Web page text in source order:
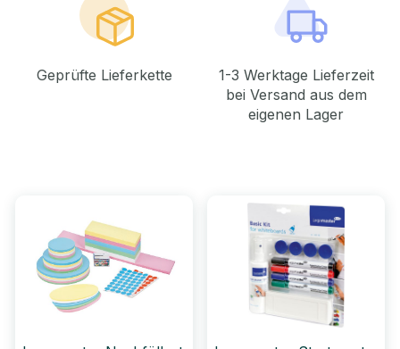
Geprüfte Lieferkette
1-3 Werktage Lieferzeit
bei Versand aus dem
eigenen Lager